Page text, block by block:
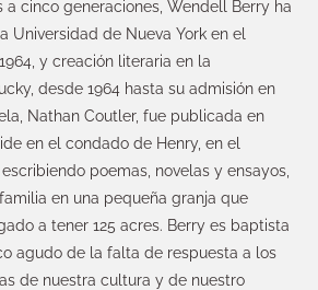
a cinco generaciones, Wendell Berry ha
Universidad de Nueva York en el
y creación literaria en la
desde 1964 hasta su admisión en
Nathan Coutler, fue publicada en
en el condado de Henry, en el
poemas, novelas y ensayos,
en una pequeña granja que
a tener 125 acres. Berry es baptista
agudo de la falta de respuesta a los
de nuestra cultura y de nuestro